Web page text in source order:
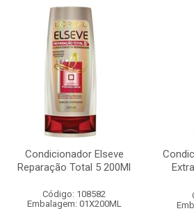
Condicionador Elseve
Reparação Total 5 200Ml
Código: 108582
Embalagem: 01X200ML